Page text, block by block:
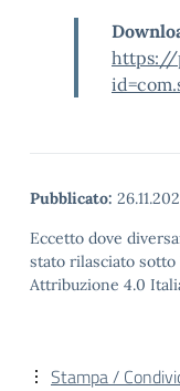
https://
Pubblicato:
Eccetto dove
stato rilasciato
Attribuzione 4.0
Stampa /